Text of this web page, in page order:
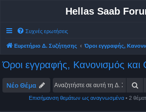
Hellas Saab
Συχνές ερωτήσεις
Ευρετήριο Δ. Συζήτησης Όροι εγγραφής,
Όροι εγγραφής, Κανονισμός και
Νέο Θέμα
Επισήμανση θεμάτων ως αναγνωσμένα • 2